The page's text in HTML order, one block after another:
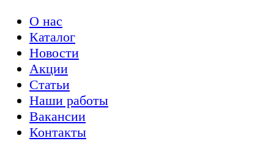
О нас
Каталог
Новости
Акции
Статьи
Наши работы
Вакансии
Контакты